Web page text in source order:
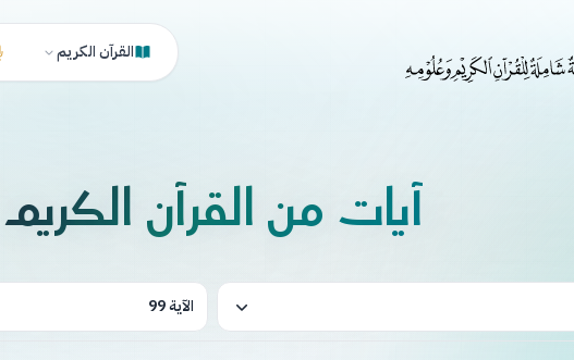
القرآن الكريم
آيات من القرآن الكريم
الآية 99